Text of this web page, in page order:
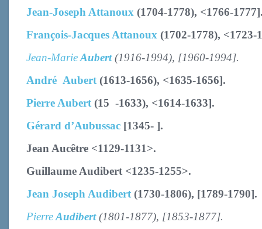
Jean-Joseph Attanoux (1704-1778), <1766-
François-Jacques Attanoux (1702-1778), <1723-
Jean-MarieAubert(1916-1994), [1960-1994].
André Aubert (1613-1656), <1635-1656].
Pierre Aubert (15 -1633), <1614-1633].
Gérard d’Aubussac [1345- ].
Jean Aucêtre <1129-1131>.
Guillaume Audibert <1235-1255>.
Jean Joseph Audibert (1730-1806), [1789-1790].
PierreAudibert(1801-1877), [1853-1877].